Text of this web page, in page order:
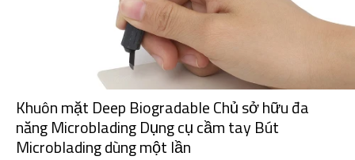
Khuôn mặt Deep Biogradable Chủ sở hữu đa
năng Microblading Dụng cụ cầm tay Bút
Microblading dùng một lần